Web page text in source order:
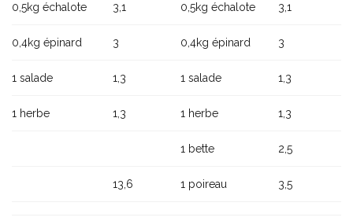
0,5kg échalote 3,1 0,5kg échalote 3,1
0,4kg épinard 3 0,4kg épinard 3
1 salade 1,3 1 salade 1,3
1 herbe 1,3 1 herbe 1,3
1 bette 2,5
13,6 1 poireau 3,5